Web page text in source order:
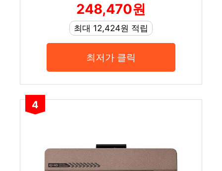
248,470원
최대 12,424원 적립
최저가 클릭
4